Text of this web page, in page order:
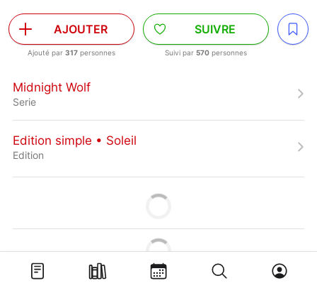
AJOUTER
Ajouté par 317 personnes
SUIVRE
Suivi par 570 personnes
Midnight Wolf
Serie
Edition simple • Soleil
Edition